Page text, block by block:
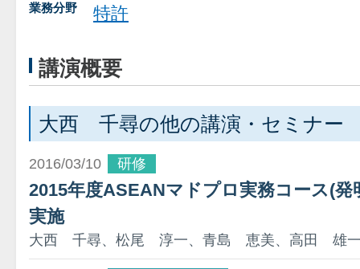
業務分野 特許
講演概要
大西 千尋の他の講演・セミナー
2016/03/10 研修
2015年度ASEANマドプロ実務コース(発
実施
大西 千尋、松尾 淳一、青島 恵美、高田 雄